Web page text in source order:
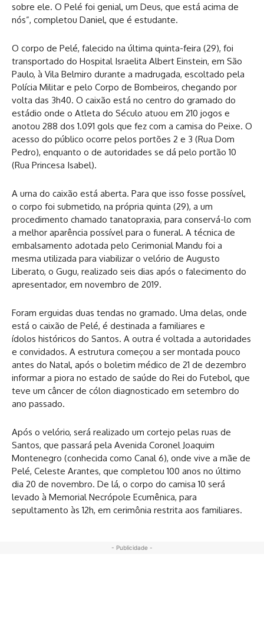
sobre ele. O Pelé foi genial, um Deus, que está acima de
nós”, completou Daniel, que é estudante.
O corpo de Pelé, falecido na última quinta-feira (29), foi
transportado do Hospital Israelita Albert Einstein, em São
Paulo, à Vila Belmiro durante a madrugada, escoltado pela
Polícia Militar e pelo Corpo de Bombeiros, chegando por
volta das 3h40. O caixão está no centro do gramado do
estádio onde o Atleta do Século atuou em 210 jogos e
anotou 288 dos 1.091 gols que fez com a camisa do Peixe. O
acesso do público ocorre pelos portões 2 e 3 (Rua Dom
Pedro), enquanto o de autoridades se dá pelo portão 10
(Rua Princesa Isabel).
A urna do caixão está aberta. Para que isso fosse possível,
o corpo foi submetido, na própria quinta (29), a um
procedimento chamado tanatopraxia, para conservá-lo com
a melhor aparência possível para o funeral. A técnica de
embalsamento adotada pelo Cerimonial Mandu foi a
mesma utilizada para viabilizar o velório de Augusto
Liberato, o Gugu, realizado seis dias após o falecimento do
apresentador, em novembro de 2019.
Foram erguidas duas tendas no gramado. Uma delas, onde
está o caixão de Pelé, é destinada a familiares e
ídolos históricos do Santos. A outra é voltada a autoridades
e convidados. A estrutura começou a ser montada pouco
antes do Natal, após o boletim médico de 21 de dezembro
informar a piora no estado de saúde do Rei do Futebol, que
teve um câncer de cólon diagnosticado em setembro do
ano passado.
Após o velório, será realizado um cortejo pelas ruas de
Santos, que passará pela Avenida Coronel Joaquim
Montenegro (conhecida como Canal 6), onde vive a mãe de
Pelé, Celeste Arantes, que completou 100 anos no último
dia 20 de novembro. De lá, o corpo do camisa 10 será
levado à Memorial Necrópole Ecumênica, para
sepultamento às 12h, em cerimônia restrita aos familiares.
- Publicidade -